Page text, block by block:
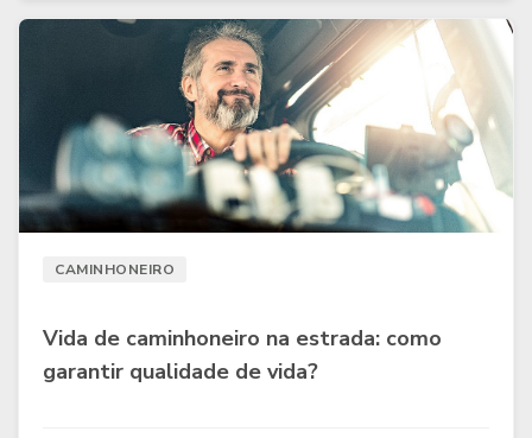
CAMINHONEIRO
Vida de caminhoneiro na estrada: como
garantir qualidade de vida?